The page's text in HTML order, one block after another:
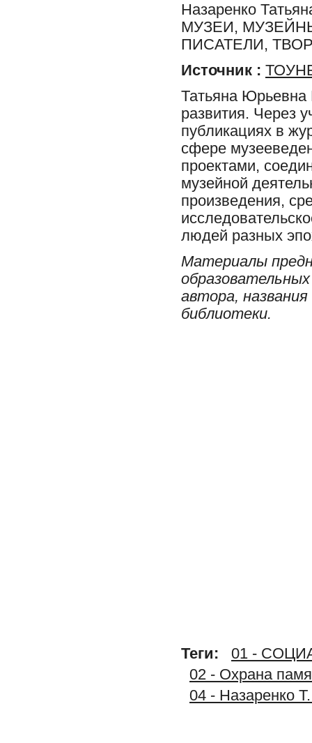
Назаренко
МУЗЕИ,
ПИСАТЕЛИ,
Источник :
Татьяна Юрьевна
развития. Через
публикациях в
сфере
проектами,
музейной
произведения,
людей разных
Материалы
автора,
библиотеки.
Теги:
01 -
02 - Охрана
04 - Назаренко